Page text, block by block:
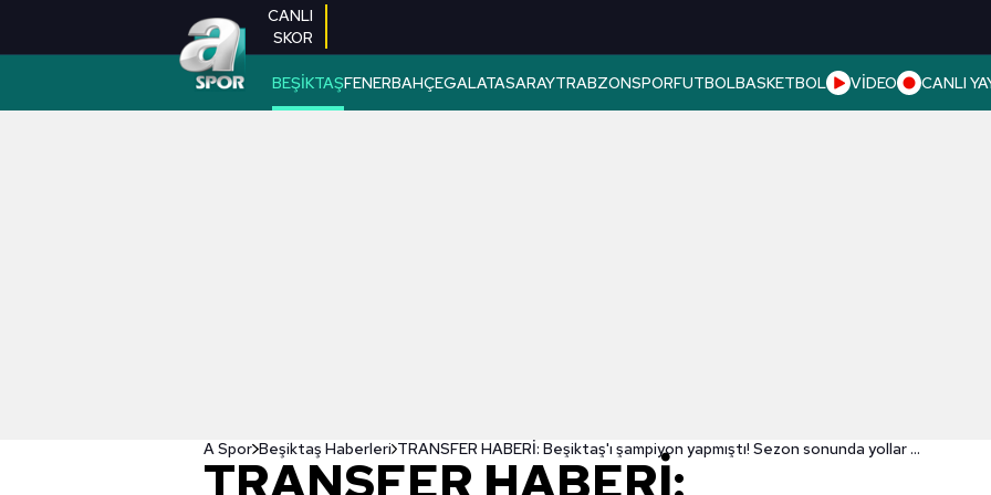
CANLI
SKOR
BEŞİKTAŞFENERBAHÇEGALATASARAYTRABZONSPORFUTBOLBASKETBOL VİDEO CANLI
A Spor Beşiktaş Haberleri TRANSFER HABERİ: Beşiktaş'ı şampiyon yapmıştı! Sezon sonunda yollar ayrılıyor
TRANSFER HABERİ: